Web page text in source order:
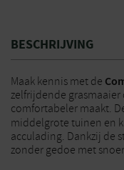
BESCHRIJVING
Maak kennis met de
zelfrijdende
comfortabeler maakt.
middelgrote tuinen en
acculading. Dankzij de
zonder gedoe met